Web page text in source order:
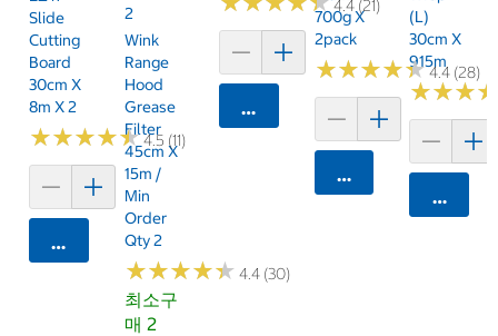
Slide
Cutting
Board
30cm X
8m X 2
★★★★★
★★★★★4.5 (11)
카트에 담기
2
Wink
Range
Hood
Grease
Filter
45cm X
15m /
Min
Order
Qty 2
★★★★★
★★★★★ 4.4 (30)
최소구
매 2
4.4 (21)
카트에 담기
700g X
2pack
★★★★★
★★★★★4.4 (28)
카트에 담기
(L)
30cm X
915m
★★★
★★★
카트에